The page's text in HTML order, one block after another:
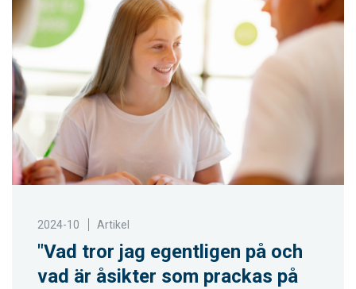
2024-10 Artikel
"Vad tror jag egentligen på och
vad är åsikter som prackas på